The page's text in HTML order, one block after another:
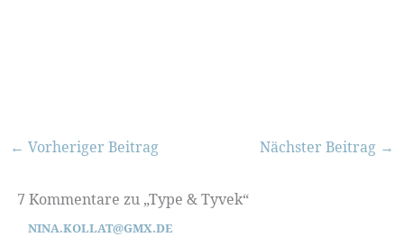
← Vorheriger Beitrag Nächster Beitrag →
7 Kommentare zu „Type & Tyvek“
NINA.KOLLAT@GMX.DE